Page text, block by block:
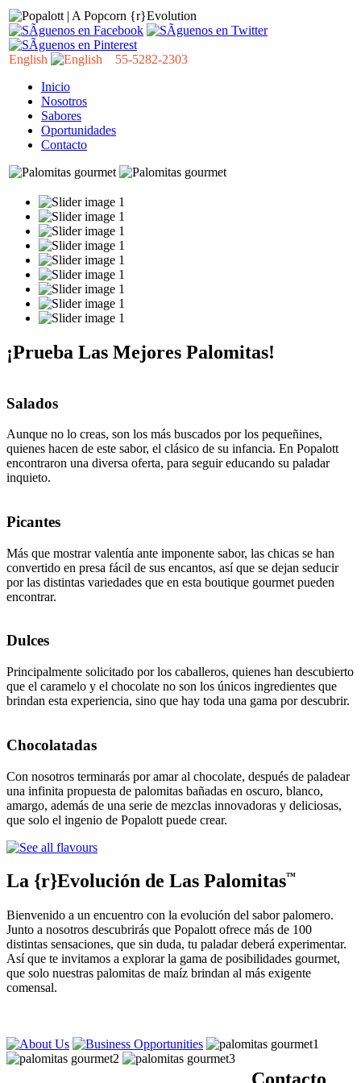
English
55-5282-2303
Inicio
Nosotros
Sabores
Oportunidades
Contacto
¡Prueba Las Mejores Palomitas!
Salados
Aunque no lo creas, son los más buscados por los pequeñines,
quienes hacen de este sabor, el clásico de su infancia. En Popalott
encontraron una diversa oferta, para seguir educando su paladar
inquieto.
Picantes
Más que mostrar valentía ante imponente sabor, las chicas se han
convertido en presa fácil de sus encantos, así que se dejan seducir
por las distintas variedades que en esta boutique gourmet pueden
encontrar.
Dulces
Principalmente solicitado por los caballeros, quienes han descubierto
que el caramelo y el chocolate no son los únicos ingredientes que
brindan esta experiencia, sino que hay toda una gama por descubrir.
Chocolatadas
Con nosotros terminarás por amar al chocolate, después de paladear
una infinita propuesta de palomitas bañadas en oscuro, blanco,
amargo, además de una serie de mezclas innovadoras y deliciosas,
que solo el ingenio de Popalott puede crear.
La {r}Evolución de Las Palomitas™
Bienvenido a un encuentro con la evolución del sabor palomero.
Junto a nosotros descubrirás que Popalott ofrece más de 100
distintas sensaciones, que sin duda, tu paladar deberá experimentar.
Así que te invitamos a explorar la gama de posibilidades gourmet,
que solo nuestras palomitas de maíz brindan al más exigente
comensal.